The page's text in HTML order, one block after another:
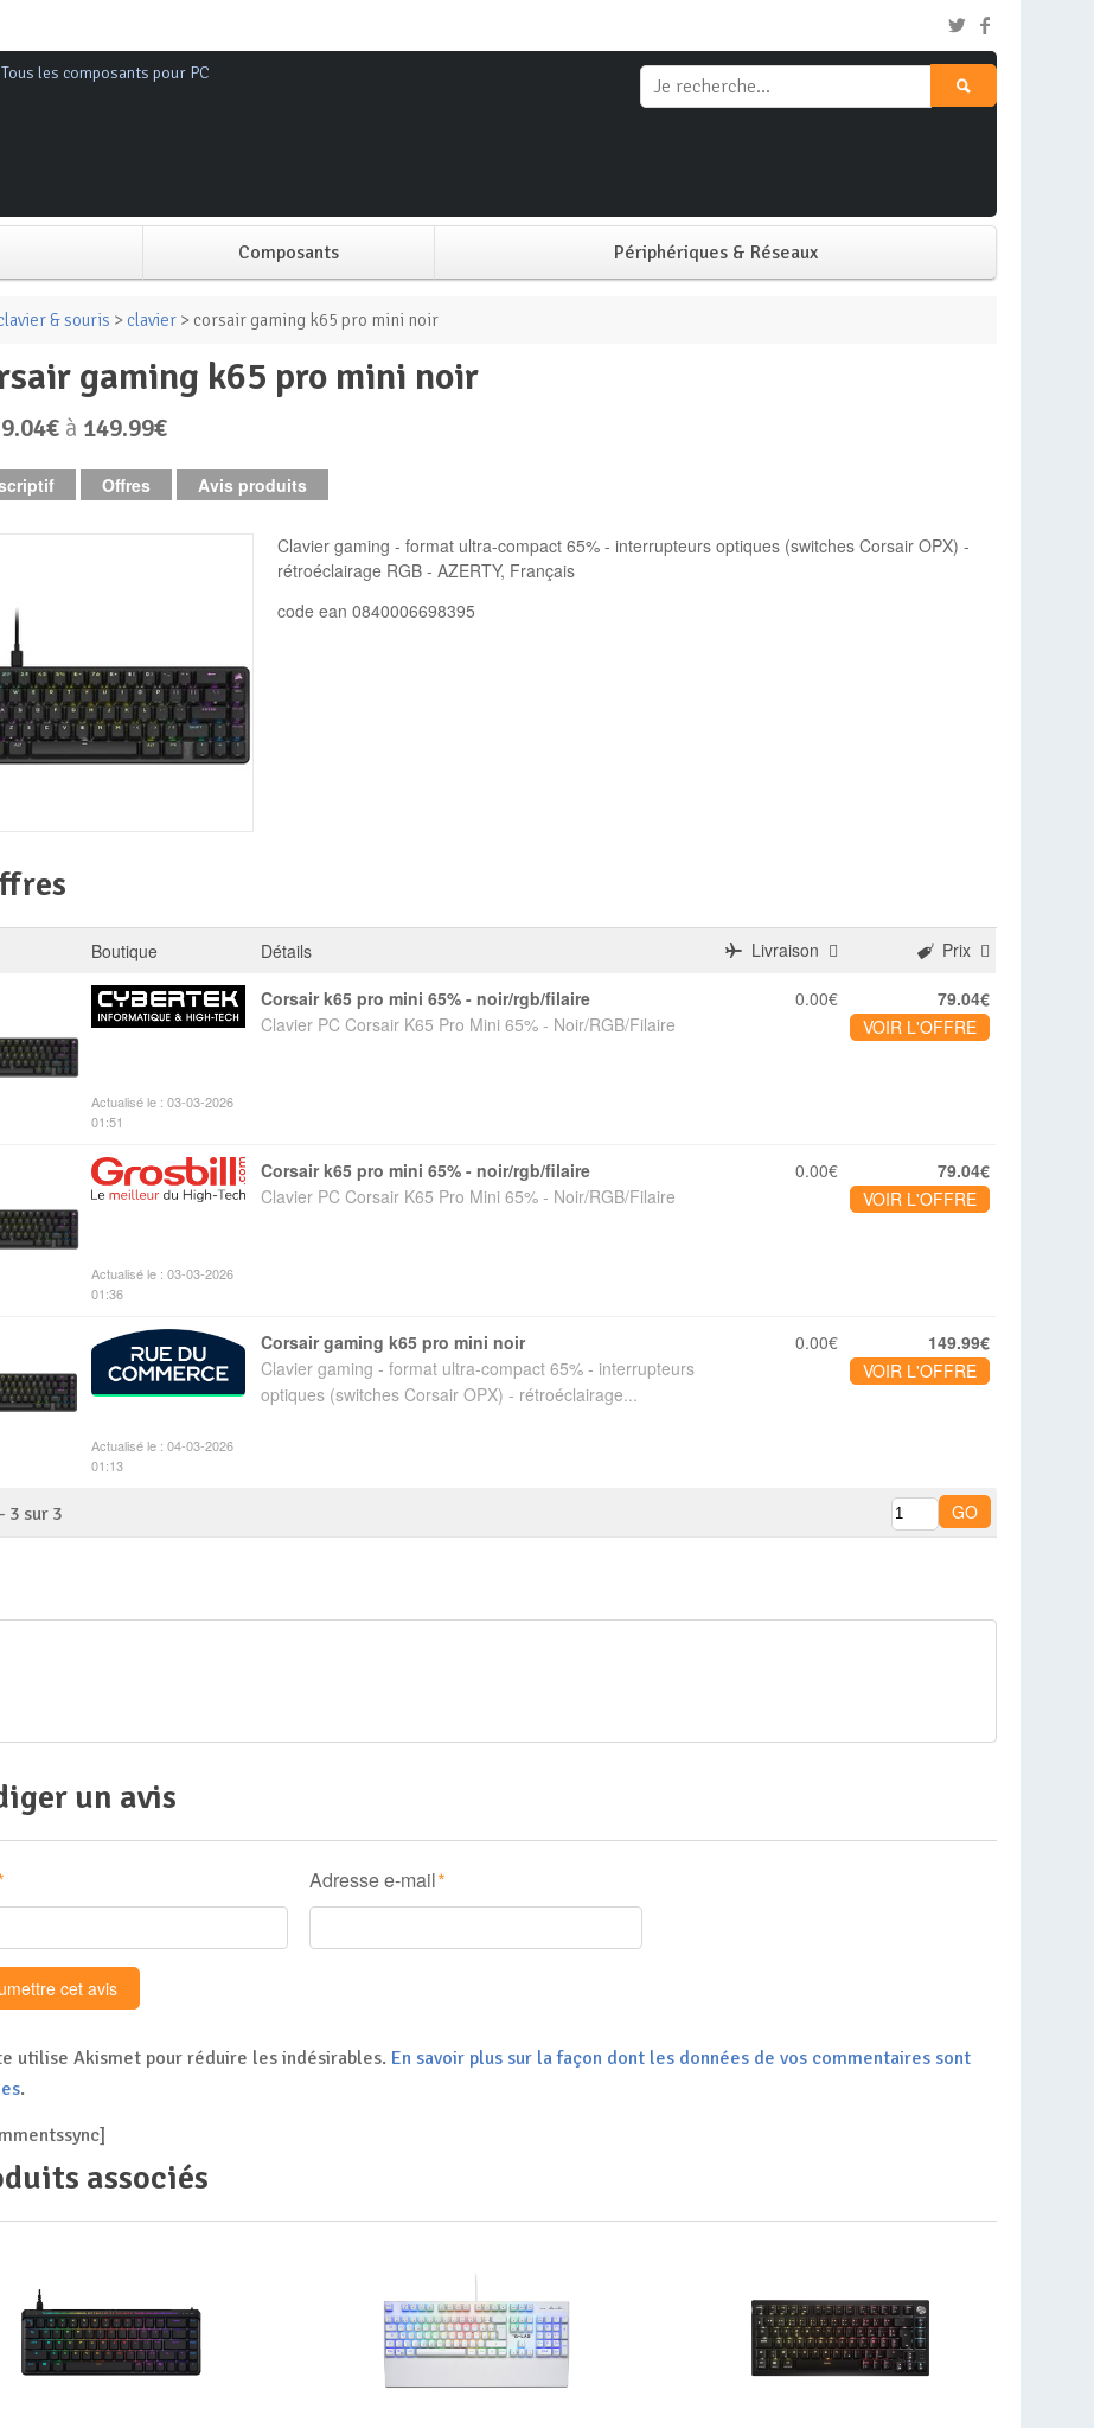
Tous les composants pour PC
Composants
Alimentation PC
Boitier PC
Carte mère
Mémoire Notebook
Processeur
Disque SSD
Périphériques & Réseaux
& souris > clavier > corsair gaming k65 pro mini noir
gaming k65 pro mini noir
à 149.99€
Offres Avis produits
Clavier gaming - format ultra-compact 65% - interrupteurs optiques (switches Corsair OPX) -
rétroéclairage RGB - AZERTY, Français
code ean 0840006698395
Boutique Détails Livraison Prix
Actualisé le : 03-03-2026
01:51
corsair k65 pro mini 65% - noir/rgb/filaire
Clavier PC Corsair K65 Pro Mini 65% - Noir/RGB/Filaire
0.00€
79.04€
VOIR L'OFFRE
Actualisé le : 03-03-2026
01:36
corsair k65 pro mini 65% - noir/rgb/filaire
Clavier PC Corsair K65 Pro Mini 65% - Noir/RGB/Filaire
0.00€
79.04€
VOIR L'OFFRE
Actualisé le : 04-03-2026
01:13
corsair gaming k65 pro mini noir
Clavier gaming - format ultra-compact 65% - interrupteurs
optiques (switches Corsair OPX) - rétroéclairage...
0.00€
149.99€
VOIR L'OFFRE
- 3 sur 3
un avis
Adresse e-mail *
utilise Akismet pour réduire les indésirables. En savoir plus sur la façon dont les données de vos commentaires sont
.
associés